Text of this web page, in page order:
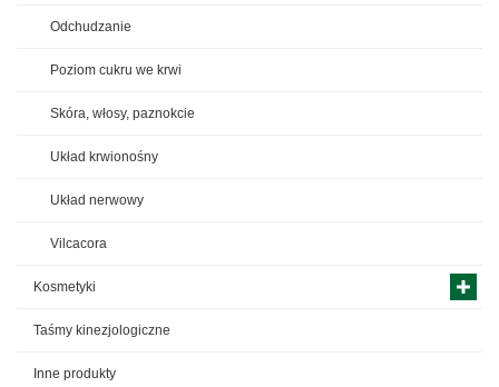
Odchudzanie
Poziom cukru we krwi
Skóra, włosy, paznokcie
Układ krwionośny
Układ nerwowy
Vilcacora
Kosmetyki
Taśmy kinezjologiczne
Inne produkty